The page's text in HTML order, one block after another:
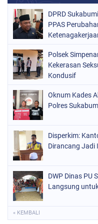
DPRD
PPAS
Polsek
Kekerasan
Kondusif
Oknum Kades
Polres
Disperkim:
Dirancang Jadi
DWP Dinas PU
Langsung
« KEMBALI